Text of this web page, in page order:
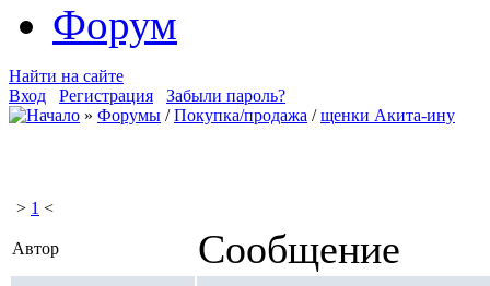
Форум
Найти на сайте
Вход
Регистрация
Забыли пароль?
» Форумы /Покупка/продажа /щенки Акита-ину
> 1 <
Автор Сообщение